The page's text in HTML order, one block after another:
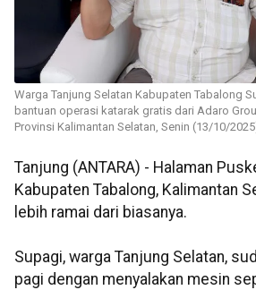
Warga Tanjung Selatan Kabupaten Tabalong
bantuan operasi katarak gratis dari Adaro
Provinsi Kalimantan Selatan, Senin (13/10/
Tanjung (ANTARA) - Halaman
Kabupaten Tabalong, Kalimantan
lebih ramai dari biasanya.
Supagi, warga Tanjung Selatan,
pagi dengan menyalakan mesin